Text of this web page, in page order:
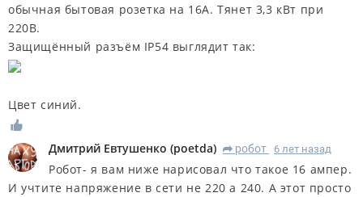
обычная бытовая розетка на 16А. Тянет 3,3 кВт при
220В.
Защищённый разъём IP54 выглядит так:
Цвет синий.
Дмитрий Евтушенко (poetda) R робот 6 лет назад
Робот- я вам ниже нарисовал что такое 16 ампер.
И учтите напряжение в сети не 220 а 240. А этот просто